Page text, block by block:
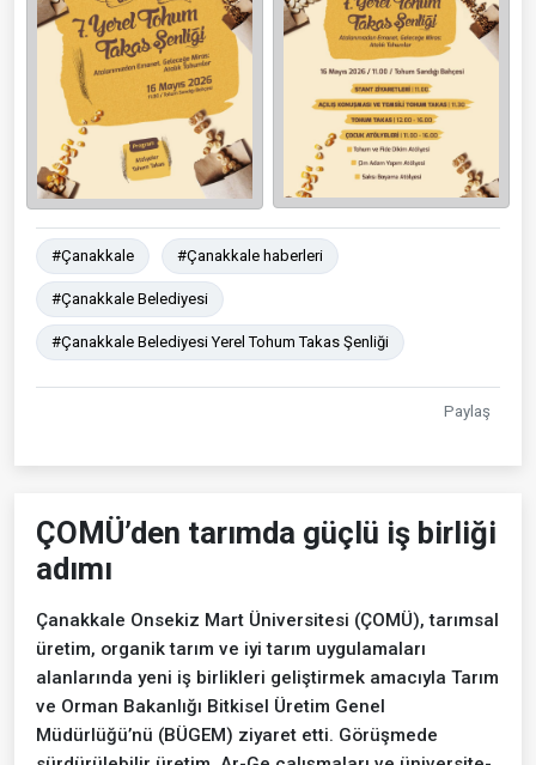
#Çanakkale #Çanakkale haberleri
#Çanakkale Belediyesi
#Çanakkale Belediyesi Yerel Tohum Takas Şenliği
Paylaş
ÇOMÜ’den tarımda güçlü iş birliği
adımı
Çanakkale Onsekiz Mart Üniversitesi (ÇOMÜ), tarımsal
üretim, organik tarım ve iyi tarım uygulamaları
alanlarında yeni iş birlikleri geliştirmek amacıyla Tarım
ve Orman Bakanlığı Bitkisel Üretim Genel
Müdürlüğü’nü (BÜGEM) ziyaret etti. Görüşmede